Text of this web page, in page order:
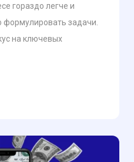
гораздо легче и
формулировать задачи.
на ключевых